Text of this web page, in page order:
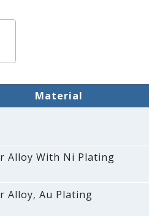
Material
Alloy With Ni Plating
Alloy‚ Au Plating